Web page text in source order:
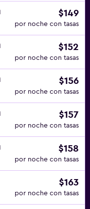
$149
por noche con tasas
$152
por noche con tasas
$156
por noche con tasas
$157
por noche con tasas
$158
por noche con tasas
$163
por noche con tasas